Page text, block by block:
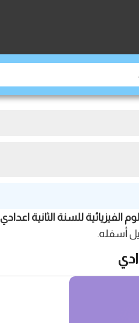
الفيزيائية للسنة الثانية اعدادي